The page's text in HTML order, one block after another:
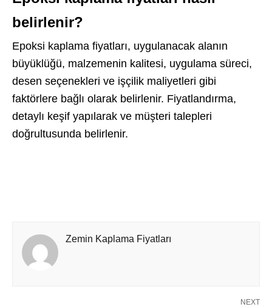
belirlenir?
Epoksi kaplama fiyatları, uygulanacak alanın
büyüklüğü, malzemenin kalitesi, uygulama süreci,
desen seçenekleri ve işçilik maliyetleri gibi
faktörlere bağlı olarak belirlenir. Fiyatlandırma,
detaylı keşif yapılarak ve müşteri talepleri
doğrultusunda belirlenir.
Zemin Kaplama Fiyatları
NEXT